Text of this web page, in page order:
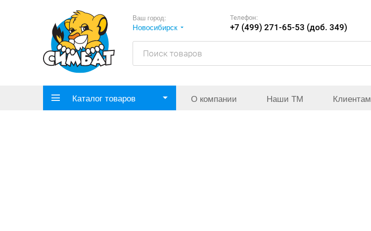
Ваш город:
Новосибирск
Телефон:
+7 (499) 271-65-53 (доб. 349)
Каталог товаров О компании Наши ТМ Клиентам